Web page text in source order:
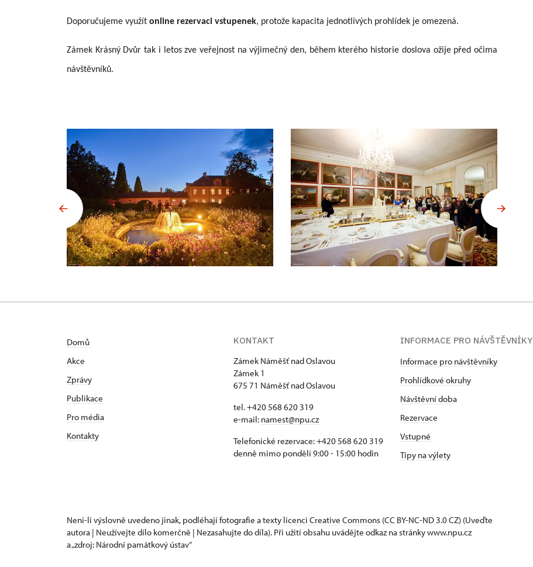
Doporučujeme využít online rezervaci vstupenek, protože kapacita jednotlivých prohlídek je omezená.
Zámek Krásný Dvůr tak i letos zve veřejnost na výjimečný den, během kterého historie doslova ožije před očima
návštěvníků.
Domů
Akce
Zprávy
Publikace
Pro média
Kontakty
KONTAKT
Zámek Náměšť nad Oslavou
Zámek 1
675 71 Náměšť nad Oslavou
tel. +420 568 620 319
e-mail: namest@npu.cz
Telefonické rezervace: +420 568 620 319
denně mimo pondělí 9:00 - 15:00 hodin
INFORMACE PRO NÁVŠTĚVNÍKY
Informace pro návštěvníky
Prohlídkové okruhy
Návštěvní doba
Rezervace
Vstupné
Tipy na výlety
Není-li výslovně uvedeno jinak, podléhají fotografie a texty licenci Creative Commons (CC BY-NC-ND 3.0 CZ) (Uveďte
autora | Neužívejte dílo komerčně | Nezasahujte do díla). Při užití obsahu uvádějte odkaz na stránky www.npu.cz
a „zdroj: Národní památkový ústav“